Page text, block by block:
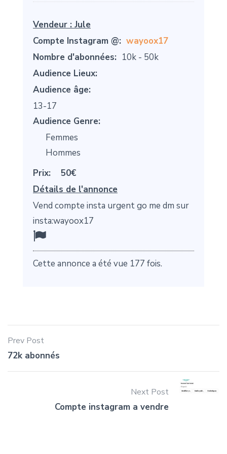
Vendeur : Jule
Compte Instagram @: wayoox17
Nombre d'abonnées: 10k - 50k
Audience Lieux:
Audience âge:
13-17
Audience Genre:
Femmes
Hommes
Prix:
50€
Détails de l'annonce
Vend compte insta urgent go me dm sur
insta:wayoox17
Cette annonce a été vue 177 fois.
Prev Post
72k abonnés
Next Post
Compte instagram a vendre